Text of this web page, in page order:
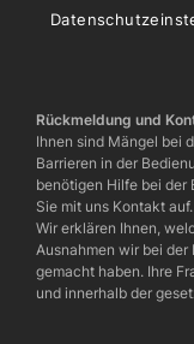
Rückmeldung und
Ihnen sind Mängel bei
Barrieren in der
benötigen Hilfe bei der
Sie mit uns Kontakt auf.
Wir erklären Ihnen,
Ausnahmen wir bei
gemacht haben. Ihre
und innerhalb der